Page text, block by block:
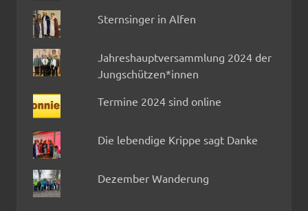
Sternsinger in Alfen
Jahreshauptversammlung 2024 der
Jungschützen*innen
Termine 2024 sind online
Die lebendige Krippe sagt Danke
Dezember Wanderung